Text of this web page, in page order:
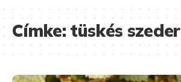
Címke:tüskés szeder